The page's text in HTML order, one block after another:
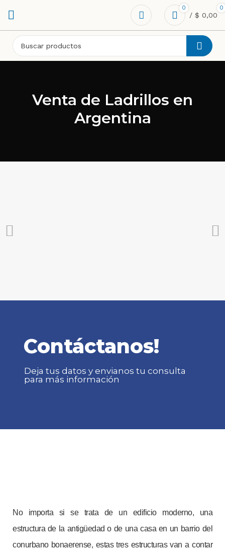
0 0
/ $ 0,00
Venta de Ladrillos en
Argentina
Contáctanos!
Deja tus datos y envianos tu consulta
para más información
No importa si se trata de un edificio moderno, una
estructura de la antigüedad o de una casa en un barrio del
conurbano bonaerense, estas tres estructuras van a contar